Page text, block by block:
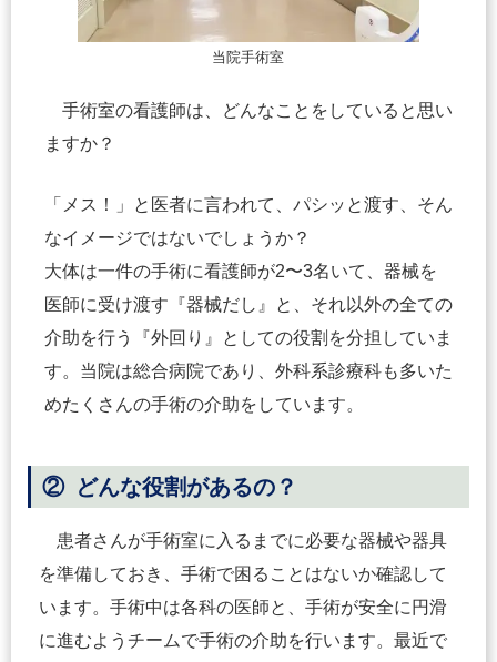
当院手術室
手術室の看護師は、どんなことをしていると思い
ますか？
「メス！」と医者に言われて、パシッと渡す、そん
なイメージではないでしょうか？
大体は一件の手術に看護師が2〜3名いて、器械を
医師に受け渡す『器械だし』と、それ以外の全ての
介助を行う『外回り』としての役割を分担していま
す。当院は総合病院であり、外科系診療科も多いた
めたくさんの手術の介助をしています。
② どんな役割があるの？
患者さんが手術室に入るまでに必要な器械や器具
を準備しておき、手術で困ることはないか確認して
います。手術中は各科の医師と、手術が安全に円滑
に進むようチームで手術の介助を行います。最近で